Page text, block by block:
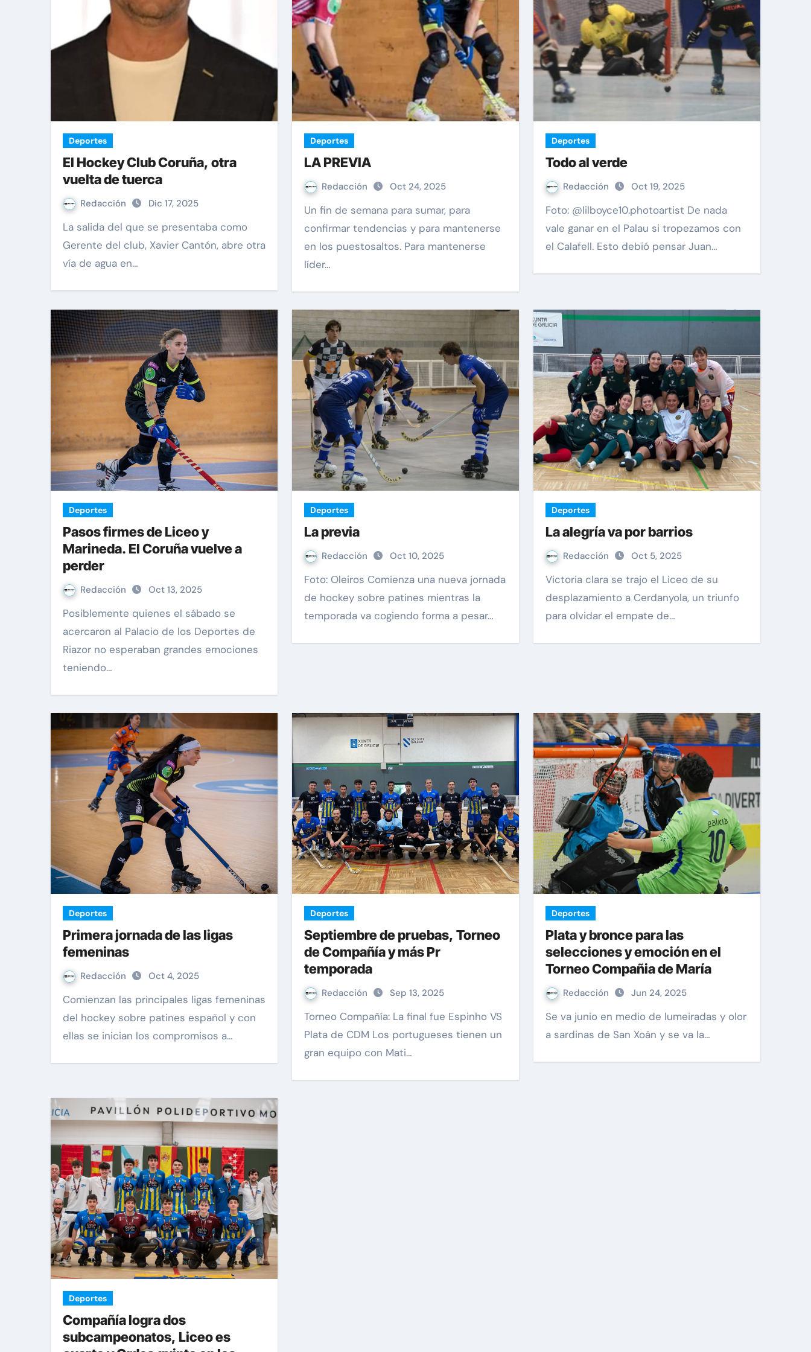
Deportes
El Hockey Club Coruña, otra
vuelta de tuerca
Redacción Dic 17, 2025
La salida del que se presentaba como
Gerente del club, Xavier Cantón, abre otra
vía de agua en…
Deportes
LA PREVIA
Redacción Oct 24, 2025
Un fin de semana para sumar, para
confirmar tendencias y para mantenerse
en los puestosaltos. Para mantenerse
líder…
Deportes
Todo al verde
Redacción Oct 19, 2025
Foto: @lilboyce10.photoartist De nada
vale ganar en el Palau si tropezamos con
el Calafell. Esto debió pensar Juan…
Deportes
Pasos firmes de Liceo y
Marineda. El Coruña vuelve a
perder
Redacción Oct 13, 2025
Posiblemente quienes el sábado se
acercaron al Palacio de los Deportes de
Riazor no esperaban grandes emociones
teniendo…
Deportes
La previa
Redacción Oct 10, 2025
Foto: Oleiros Comienza una nueva jornada
de hockey sobre patines mientras la
temporada va cogiendo forma a pesar…
Deportes
La alegría va por barrios
Redacción Oct 5, 2025
Victoria clara se trajo el Liceo de su
desplazamiento a Cerdanyola, un triunfo
para olvidar el empate de…
Deportes
Primera jornada de las ligas
femeninas
Redacción Oct 4, 2025
Comienzan las principales ligas femeninas
del hockey sobre patines español y con
ellas se inician los compromisos a…
Deportes
Septiembre de pruebas, Torneo
de Compañía y más Pr
temporada
Redacción Sep 13, 2025
Torneo Compañía: La final fue Espinho VS
Plata de CDM Los portugueses tienen un
gran equipo con Mati…
Deportes
Plata y bronce para las
selecciones y emoción en el
Torneo Compañia de María
Redacción Jun 24, 2025
Se va junio en medio de lumeiradas y olor
a sardinas de San Xoán y se va la…
Deportes
Compañía logra dos
subcampeonatos, Liceo es